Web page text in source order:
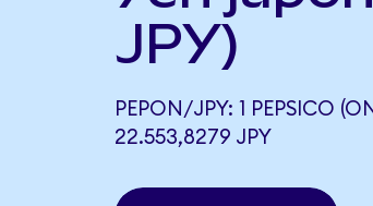
JPY)
PEPON/JPY: 1 PEPSICO
22.553,8279 JPY